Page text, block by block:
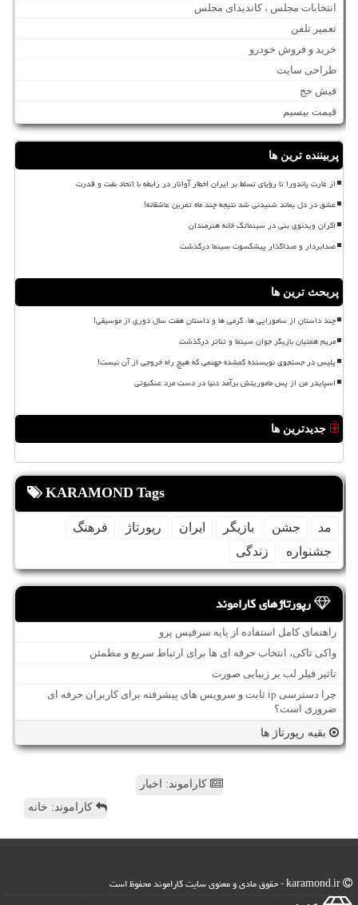
انتخابات مجلس ، کاندیدای مجلس
تعمیر تلفن
خرید و فروش خودرو
طراحی سایت
فیش حج
قیمت بیسیم
پربیننده ترین ها
از غارت پاندورا تا رؤیای تسلط بر ایران اخطار آواتار در رابطه با اتحاد نفت و قدرت
عشق در دل بماند شنیدنی شد نتیجه چند ماه تمرین عاشقانه!
اکران ویدئوی بنی در سینماتک خانه هنرمندان
صدابردار و صداگذار پیشکسوت سینما درگذشت
پربحث ترین ها
چند داستان از سامورایی ها، گرمی ها و داستان هفت سال دوری از موسیقی!
مریم همتیان بازیگر جوان سینما و تئاتر درگذشت
پلیس در جستجوی نویسنده گمشده جهنمی که هیچ راه خروجی از آن نیست!
اسپایدر من از پس ماموریتش برآمد دنیا در دست مرد عنکبوتی
جدیدترین ها
KARAMOND Tags
مد جشن بازیگر ایران رپورتاژ
فرهنگ
جشنواره
زندگی
رپورتاژهای کاراموند
راهنمای کامل استفاده از پایه سرفیس پرو
واکی تاکی، انتخاب حرفه ای ها برای ارتباط سریع و مطمئن
تاثیر فیلر لب بر زیبایی صورت
چرا دسترسی ip ثابت و سرویس های پیشرفته برای کاربران حرفه ای
ضروری است؟
بقیه رپورتاژ ها
کاراموند: اخبار
کاراموند: خانه